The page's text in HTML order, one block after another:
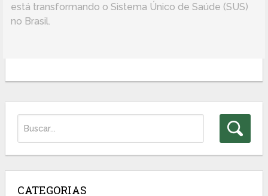
está transformando o Sistema Único de Saúde (SUS)
no Brasil.
CATEGORIAS